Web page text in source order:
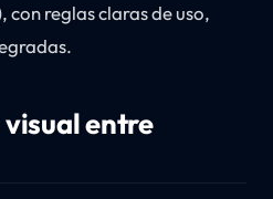
reglas claras de uso,
entre